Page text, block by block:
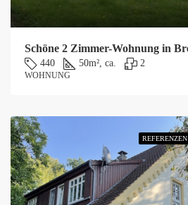
440 50m², ca. 2
WOHNUNG
REFERENZEN